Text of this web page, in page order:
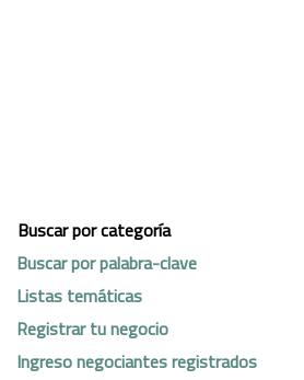
Buscar por categoría
Buscar por palabra-clave
Listas temáticas
Registrar tu negocio
Ingreso negociantes registrados